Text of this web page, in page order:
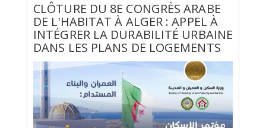
CLÔTURE DU 8E CONGRÈS ARABE
DE L'HABITAT À ALGER : APPEL À
INTÉGRER LA DURABILITÉ URBAINE
DANS LES PLANS DE LOGEMENTS